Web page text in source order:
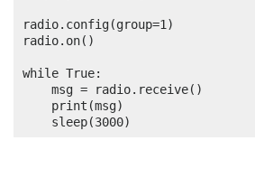
radio.config(group=1)
radio.on()
while True:
	sleep(3000)